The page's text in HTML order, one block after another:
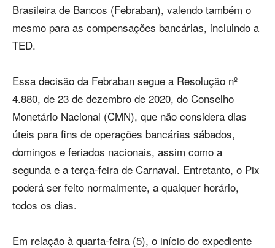
Brasileira de Bancos (Febraban), valendo também o
mesmo para as compensações bancárias, incluindo a
TED.
Essa decisão da Febraban segue a Resolução nº
4.880, de 23 de dezembro de 2020, do Conselho
Monetário Nacional (CMN), que não considera dias
úteis para fins de operações bancárias sábados,
domingos e feriados nacionais, assim como a
segunda e a terça-feira de Carnaval. Entretanto, o Pix
poderá ser feito normalmente, a qualquer horário,
todos os dias.
Em relação à quarta-feira (5), o início do expediente